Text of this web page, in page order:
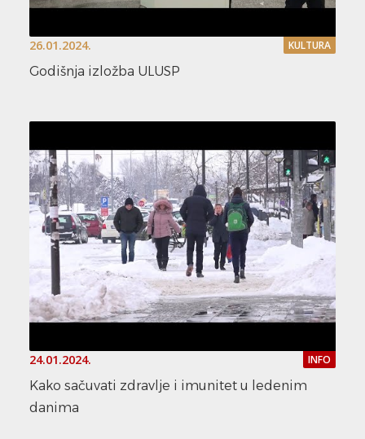
26.01.2024. KULTURA
Godišnja izložba ULUSP
24.01.2024. INFO
Kako sačuvati zdravlje i imunitet u ledenim
danima